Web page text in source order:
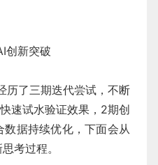
创新突破
历了三期迭代尝试，不断
速试水验证效果，2期创
据持续优化，下面会从
考过程。